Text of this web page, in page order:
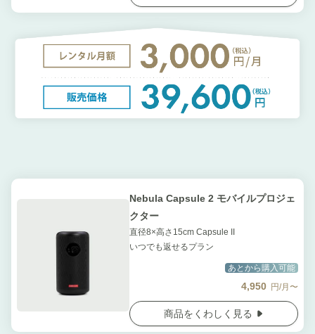
Nebula Capsule 2 モバイルプロジェ
クター
直径8×高さ15cm Capsule II
いつでも返せるプラン
あとから購入可能
4,950 円/月〜
商品をくわしく見る